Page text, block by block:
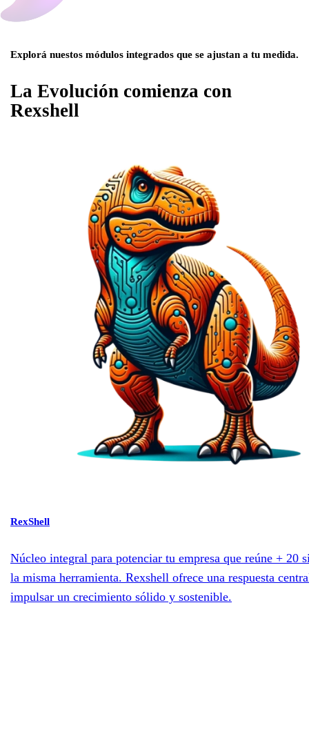
Explorá nuestos módulos integrados que se ajustan a tu medida.
La Evolución comienza con
Rexshell
RexShell
Núcleo integral para potenciar tu empresa que reúne + 20
la misma herramienta. Rexshell ofrece una respuesta
impulsar un crecimiento sólido y sostenible.